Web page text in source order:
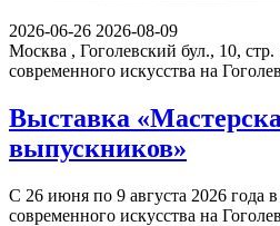
2026-06-26 2026-08-09
Москва , Гоголевский бул., 10, стр.
современного искусства на
Выставка
выпускников»
С 26 июня по 9 августа 2026 года
современного искусства на